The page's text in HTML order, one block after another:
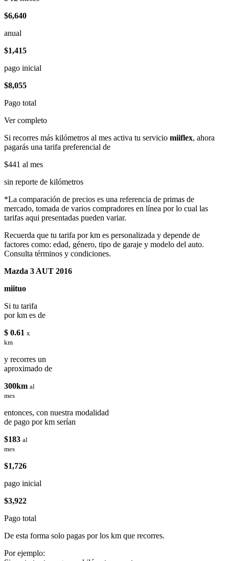
$6,640
anual
$1,415
pago inicial
$8,055
Pago total
Ver completo
Si recorres más kilómetros al mes activa tu servicio miiflex, ahora
pagarás una tarifa preferencial de
$441 al mes
sin reporte de kilómetros
*La comparación de precios es una referencia de primas de
mercado, tomada de varios compradores en línea por lo cual las
tarifas aqui presentadas pueden variar.
Recuerda que tu tarifa por km es personalizada y depende de
factores como: edad, género, tipo de garaje y modelo del auto.
Consulta términos y condiciones.
Mazda 3 AUT 2016
miituo
Si tu tarifa
por km es de
$ 0.61 x
km
y recorres un
aproximado de
300km al
mes
entonces, con nuestra modalidad
de pago por km serían
$183 al
mes
$1,726
pago inicial
$3,922
Pago total
De esta forma solo pagas por los km que recorres.
Por ejemplo: